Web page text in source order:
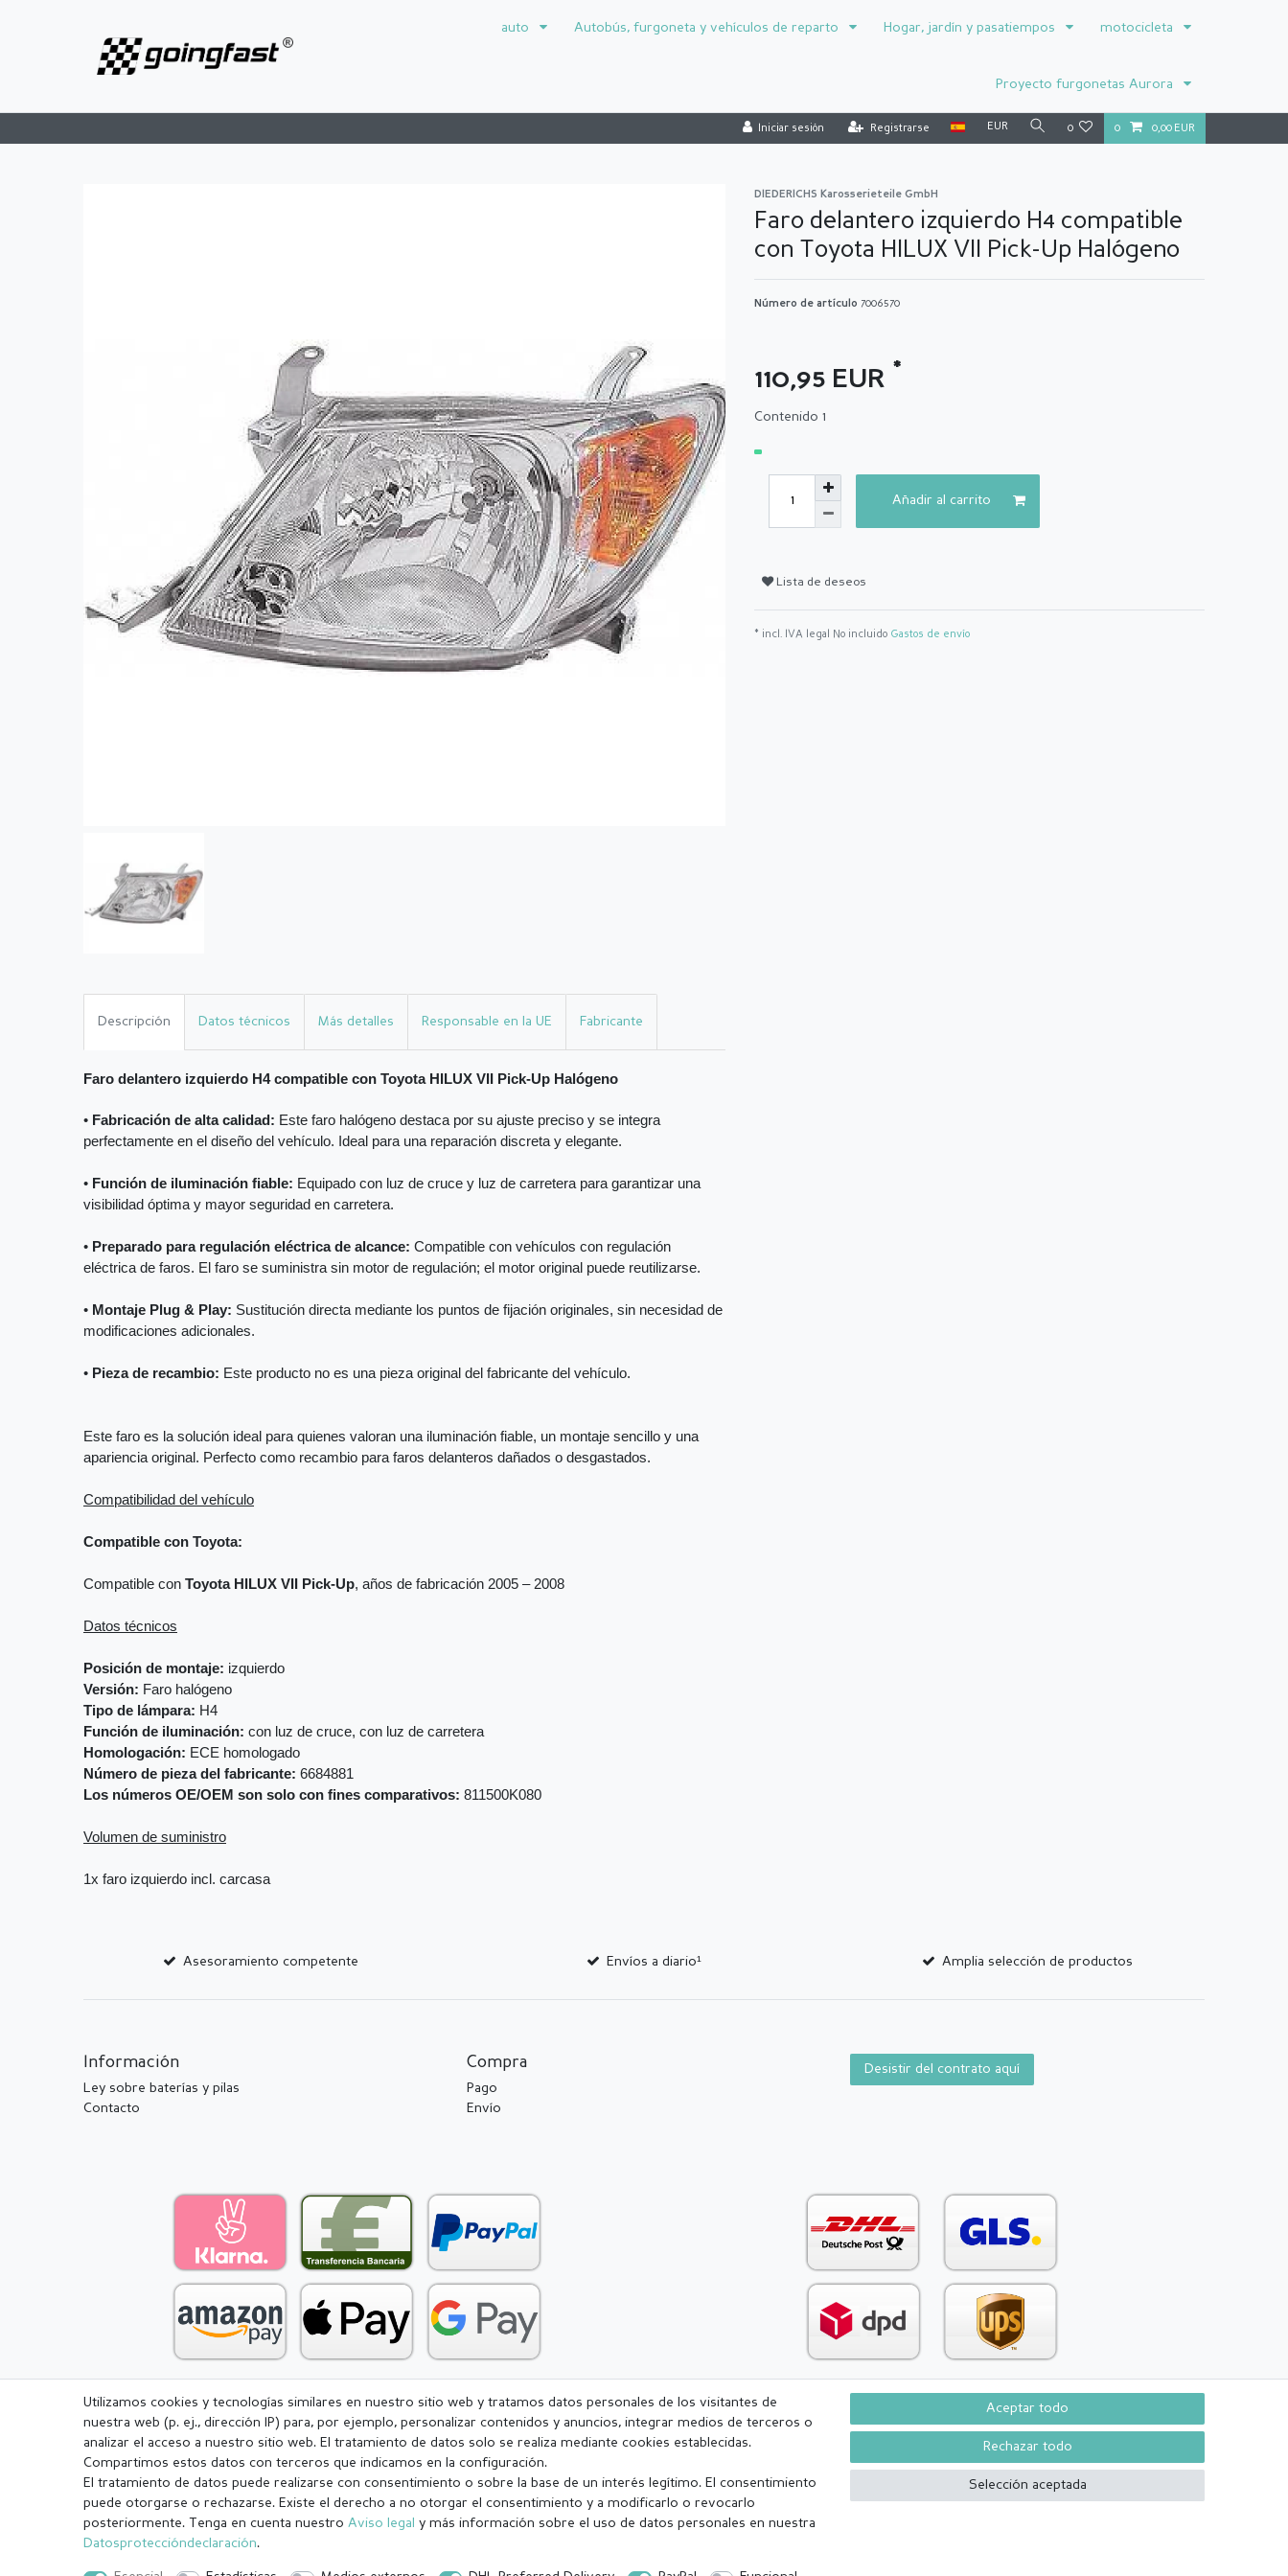
auto Autobús, furgoneta y vehículos de reparto Hogar, jardín y pasatiempos motocicleta
Proyecto furgonetas Aurora
Iniciar sesión Registrarse EUR 0 0 0,00 EUR
DIEDERICHS Karosserieteile GmbH
Faro delantero izquierdo H4 compatible
con Toyota HILUX VII Pick-Up Halógeno
Número de artículo 7006570
110,95 EUR *
Contenido 1
Añadir al carrito
Lista de deseos
* incl. IVA legal No incluido Gastos de envío
Descripción Datos técnicos Más detalles Responsable en la UE Fabricante
Faro delantero izquierdo H4 compatible con Toyota HILUX VII Pick-Up Halógeno
• Fabricación de alta calidad: Este faro halógeno destaca por su ajuste preciso y se integra
perfectamente en el diseño del vehículo. Ideal para una reparación discreta y elegante.
• Función de iluminación fiable: Equipado con luz de cruce y luz de carretera para garantizar una
visibilidad óptima y mayor seguridad en carretera.
• Preparado para regulación eléctrica de alcance: Compatible con vehículos con regulación
eléctrica de faros. El faro se suministra sin motor de regulación; el motor original puede reutilizarse.
• Montaje Plug & Play: Sustitución directa mediante los puntos de fijación originales, sin necesidad de
modificaciones adicionales.
• Pieza de recambio: Este producto no es una pieza original del fabricante del vehículo.
Este faro es la solución ideal para quienes valoran una iluminación fiable, un montaje sencillo y una
apariencia original. Perfecto como recambio para faros delanteros dañados o desgastados.
Compatibilidad del vehículo
Compatible con Toyota:
Compatible con Toyota HILUX VII Pick-Up, años de fabricación 2005 – 2008
Datos técnicos
Posición de montaje: izquierdo
Versión: Faro halógeno
Tipo de lámpara: H4
Función de iluminación: con luz de cruce, con luz de carretera
Homologación: ECE homologado
Número de pieza del fabricante: 6684881
Los números OE/OEM son solo con fines comparativos: 811500K080
Volumen de suministro
1x faro izquierdo incl. carcasa
Asesoramiento competente Envíos a diario¹ Amplia selección de productos
Información
Ley sobre baterías y pilas
Contacto
Compra
Pago
Envío
Desistir del contrato aquí
Aviso legal Política de Privacidad Condiciones generales (CGC) Derecho de rescisión Withdraw from contract here Contacto
¹ Todos los pedidos pagados hasta las 14:00 se envían el mismo día (lunes-viernes excepto festivos) Excluída la mercancía personalizada
.
Utilizamos cookies y tecnologías similares en nuestro sitio web y tratamos datos personales de los visitantes de
nuestra web (p. ej., dirección IP) para, por ejemplo, personalizar contenidos y anuncios, integrar medios de terceros o
analizar el acceso a nuestro sitio web. El tratamiento de datos solo se realiza mediante cookies establecidas.
Compartimos estos datos con terceros que indicamos en la configuración.
El tratamiento de datos puede realizarse con consentimiento o sobre la base de un interés legítimo. El consentimiento
puede otorgarse o rechazarse. Existe el derecho a no otorgar el consentimiento y a modificarlo o revocarlo
posteriormente. Tenga en cuenta nuestro Aviso legal y más información sobre el uso de datos personales en nuestra
Datos­protección­declaración.
Aceptar todo
Rechazar todo
Selección aceptada